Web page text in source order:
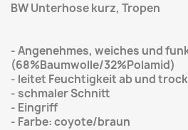
BW Unterhose kurz, Tropen
- Angenehmes, weiches und
(68%Baumwolle/32%Polamid)
- leitet Feuchtigkeit ab und
- schmaler Schnitt
- Eingriff
- Farbe: coyote/braun